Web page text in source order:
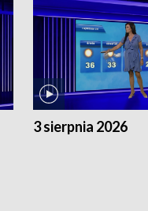
3 sierpnia 2026